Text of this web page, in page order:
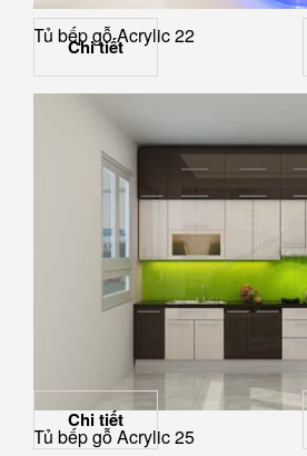
Tủ bếp gỗ Acrylic 22
Chi tiết
Tủ bếp gỗ Acrylic 25
Chi tiết